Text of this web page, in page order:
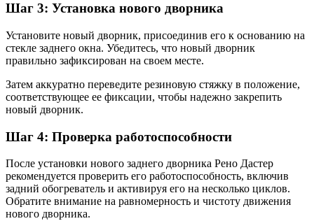
Шаг 3: Установка нового дворника
Установите новый дворник, присоединив его к основанию на
стекле заднего окна. Убедитесь, что новый дворник
правильно зафиксирован на своем месте.
Затем аккуратно переведите резиновую стяжку в положение,
соответствующее ее фиксации, чтобы надежно закрепить
новый дворник.
Шаг 4: Проверка работоспособности
После установки нового заднего дворника Рено Дастер
рекомендуется проверить его работоспособность, включив
задний обогреватель и активируя его на несколько циклов.
Обратите внимание на равномерность и чистоту движения
нового дворника.